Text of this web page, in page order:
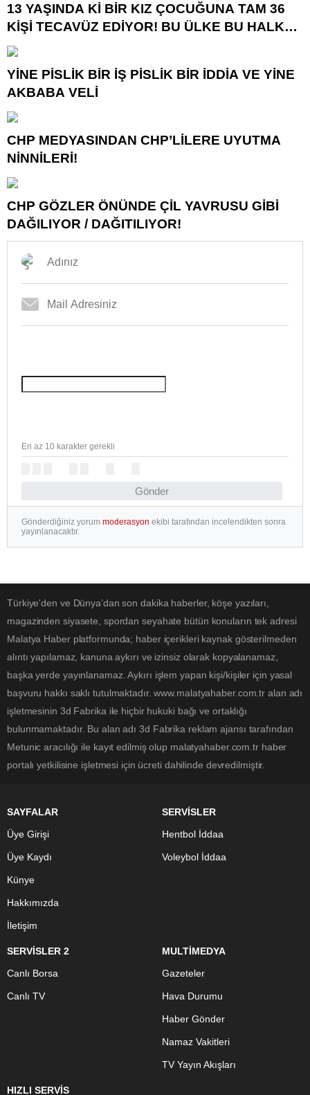
13 YAŞINDA Kİ BİR KIZ ÇOCUĞUNA TAM 36
KİŞİ TECAVÜZ EDİYOR! BU ÜLKE BU HALK
NEREYE SAVRULDU NASIL SAVRULDU!
YİNE PİSLİK BİR İŞ PİSLİK BİR İDDİA VE YİNE
AKBABA VELİ
CHP MEDYASINDAN CHP’LİLERE UYUTMA
NİNNİLERİ!
CHP GÖZLER ÖNÜNDE ÇİL YAVRUSU GİBİ
DAĞILIYOR / DAĞITILIYOR!
Gönder
En az 10 karakter gerekli
Gönderdiğiniz yorum moderasyon ekibi tarafından incelendikten sonra
yayınlanacaktır.
Türkiye'den ve Dünya’dan son dakika haberler, köşe yazıları,
magazinden siyasete, spordan seyahate bütün konuların tek adresi
Malatya Haber platformunda; haber içerikleri kaynak gösterilmeden
alıntı yapılamaz, kanuna aykırı ve izinsiz olarak kopyalanamaz,
başka yerde yayınlanamaz. Aykırı işlem yapan kişi/kişiler için yasal
başvuru hakkı saklı tutulmaktadır. www.malatyahaber.com.tr alan adı
işletmesinin 3d Fabrika ile hiçbir hukuki bağı ve ortaklığı
bulunmamaktadır. Bu alan adı 3d Fabrika reklam ajansı tarafından
Metunic aracılığı ile kayıt edilmiş olup malatyahaber.com.tr haber
portalı yetkilisine işletmesi için ücreti dahilinde devredilmiştir.
SAYFALAR
Üye Girişi
Üye Kaydı
Künye
Hakkımızda
İletişim
SERVİSLER
Hentbol İddaa
Voleybol İddaa
SERVİSLER 2
Canlı Borsa
Canlı TV
MULTİMEDYA
Gazeteler
Hava Durumu
Haber Gönder
Namaz Vakitleri
TV Yayın Akışları
HIZLI SERVİS